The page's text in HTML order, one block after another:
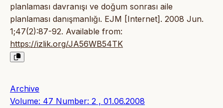
planlaması davranışı ve doğum sonrası aile
planlaması danışmanlığı. EJM [Internet]. 2008 Jun.
1;47(2):87-92. Available from:
https://izlik.org/JA56WB54TK
Archive
Volume: 47 Number: 2 , 01.06.2008